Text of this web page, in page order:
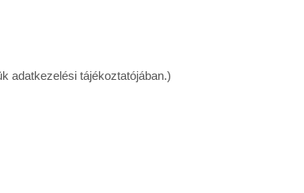
adatkezelési tájékoztatójában.)